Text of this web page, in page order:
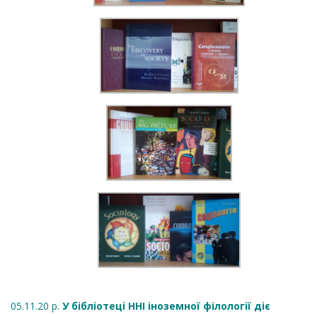
05.11.20 р. У бібліотеці ННІ іноземної філології діє